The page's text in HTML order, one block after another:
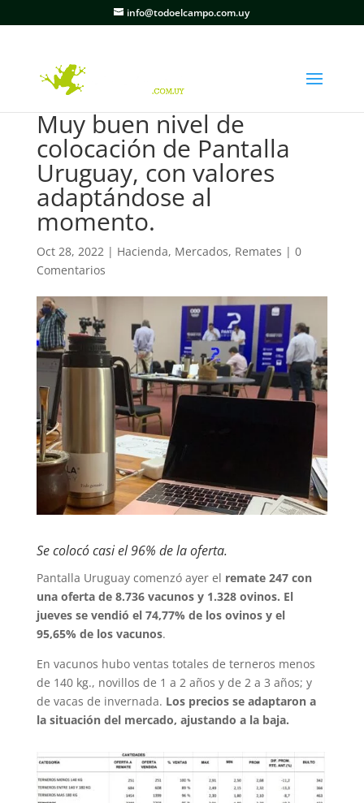
info@todoelcampo.com.uy
Muy buen nivel de
colocación de Pantalla
Uruguay, con valores
adaptándose al
momento.
Oct 28, 2022| Hacienda, Mercados, Remates | 0
Comentarios
Se colocó casi el 96% de la oferta.
Pantalla Uruguay comenzó ayer el remate 247 con
una oferta de 8.736 vacunos y 1.328 ovinos. El
jueves se vendió el 74,77% de los ovinos y el
95,65% de los vacunos.
En vacunos hubo ventas totales de terneros menos
de 140 kg., novillos de 1 a 2 años y de 2 a 3 años; y
de vacas de invernada. Los precios se adaptaron a
la situación del mercado, ajustando a la baja.